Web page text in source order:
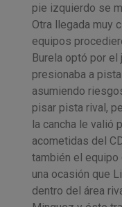
pie izquierdo se
Otra llegada muy
equipos
Burela optó por el
presionaba a
asumiendo
pisar pista rival,
la cancha le valió
acometidas del
también el equipo
una ocasión que
dentro del área